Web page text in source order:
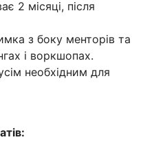
2 місяці, після
з боку менторів та
і воркшопах.
необхідним для